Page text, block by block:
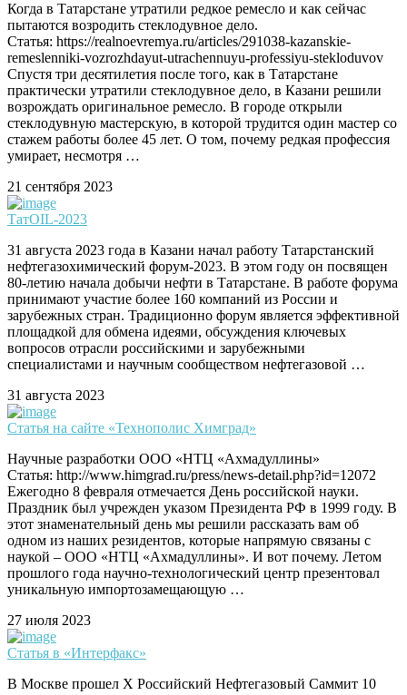
Когда в Татарстане утратили редкое ремесло и как сейчас
пытаются возродить стеклодувное дело.
Статья: https://realnoevremya.ru/articles/291038-kazanskie-
remeslenniki-vozrozhdayut-utrachennuyu-professiyu-stekloduvov
Спустя три десятилетия после того, как в Татарстане
практически утратили стеклодувное дело, в Казани решили
возрождать оригинальное ремесло. В городе открыли
стеклодувную мастерскую, в которой трудится один мастер со
стажем работы более 45 лет. О том, почему редкая профессия
умирает, несмотря …
21 сентября 2023
ТатOIL-2023
31 августа 2023 года в Казани начал работу Татарстанский
нефтегазохимический форум-2023. В этом году он посвящен
80-летию начала добычи нефти в Татарстане. В работе форума
принимают участие более 160 компаний из России и
зарубежных стран. Традиционно форум является эффективной
площадкой для обмена идеями, обсуждения ключевых
вопросов отрасли российскими и зарубежными
специалистами и научным сообществом нефтегазовой …
31 августа 2023
Статья на сайте «Технополис Химград»
Научные разработки ООО «НТЦ «Ахмадуллины»
Статья: http://www.himgrad.ru/press/news-detail.php?id=12072
Ежегодно 8 февраля отмечается День российской науки.
Праздник был учрежден указом Президента РФ в 1999 году. В
этот знаменательный день мы решили рассказать вам об
одном из наших резидентов, которые напрямую связаны с
наукой – ООО «НТЦ «Ахмадуллины». И вот почему. Летом
прошлого года научно-технологический центр презентовал
уникальную импортозамещающую …
27 июля 2023
Статья в «Интерфакс»
В Москве прошел X Российский Нефтегазовый Саммит 10